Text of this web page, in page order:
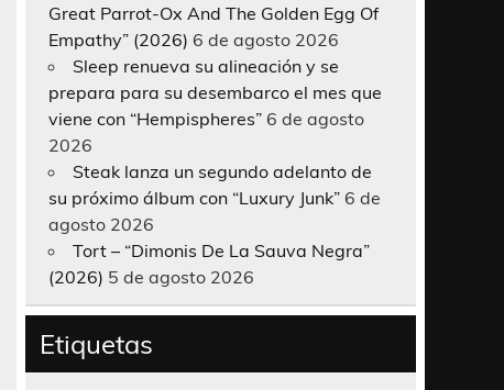
Great Parrot-Ox And The Golden Egg Of
Empathy” (2026) 6 de agosto 2026
Sleep renueva su alineación y se
prepara para su desembarco el mes que
viene con “Hempispheres” 6 de agosto
2026
Steak lanza un segundo adelanto de
su próximo álbum con “Luxury Junk” 6 de
agosto 2026
Tort – “Dimonis De La Sauva Negra”
(2026) 5 de agosto 2026
Etiquetas